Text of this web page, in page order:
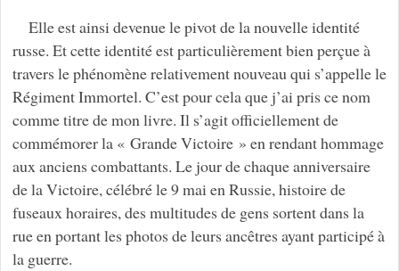
Elle est ainsi devenue le pivot de la nouvelle identité
russe. Et cette identité est particulièrement bien perçue à
travers le phénomène relativement nouveau qui s’appelle le
Régiment Immortel. C’est pour cela que j’ai pris ce nom
comme titre de mon livre. Il s’agit officiellement de
commémorer la « Grande Victoire » en rendant hommage
aux anciens combattants. Le jour de chaque anniversaire
de la Victoire, célébré le 9 mai en Russie, histoire de
fuseaux horaires, des multitudes de gens sortent dans la
rue en portant les photos de leurs ancêtres ayant participé à
la guerre.